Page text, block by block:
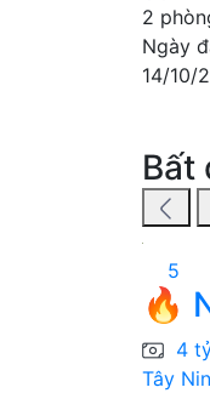
2
Ngày
14/10/
Bất
5
🔥
4
Tây